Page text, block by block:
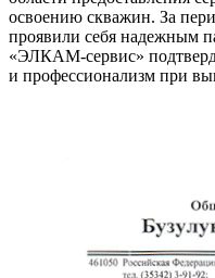
освоению скважин. За
проявили себя надежным
«ЭЛКАМ-сервис»
и профессионализм при